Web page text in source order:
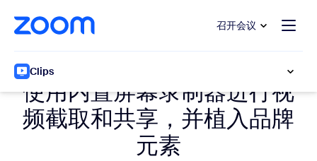
至主要内容
至帮助聊天 召开会议
Clips
使用内置屏幕录制器进行视
频截取和共享，并植入品牌
元素